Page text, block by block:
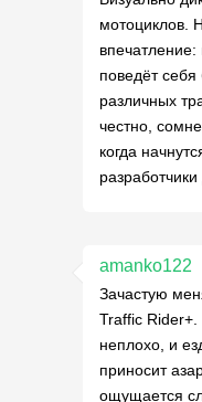
мотоциклов.
впечатление:
поведёт себя
различных
честно,
когда
amanko122
Зачастую
Traffic
неплохо, и
приносит
ощущается